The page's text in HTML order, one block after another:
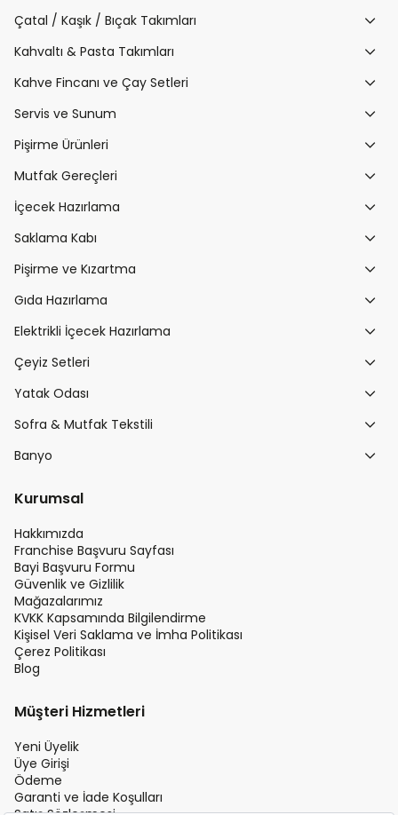
Çatal / Kaşık / Bıçak Takımları
Kahvaltı & Pasta Takımları
Kahve Fincanı ve Çay Setleri
Servis ve Sunum
Pişirme Ürünleri
Mutfak Gereçleri
İçecek Hazırlama
Saklama Kabı
Pişirme ve Kızartma
Gıda Hazırlama
Elektrikli İçecek Hazırlama
Çeyiz Setleri
Yatak Odası
Sofra & Mutfak Tekstili
Banyo
Kurumsal
Hakkımızda
Franchise Başvuru Sayfası
Bayi Başvuru Formu
Güvenlik ve Gizlilik
Mağazalarımız
KVKK Kapsamında Bilgilendirme
Kişisel Veri Saklama ve İmha Politikası
Çerez Politikası
Blog
Müşteri Hizmetleri
Yeni Üyelik
Üye Girişi
Ödeme
Garanti ve İade Koşulları